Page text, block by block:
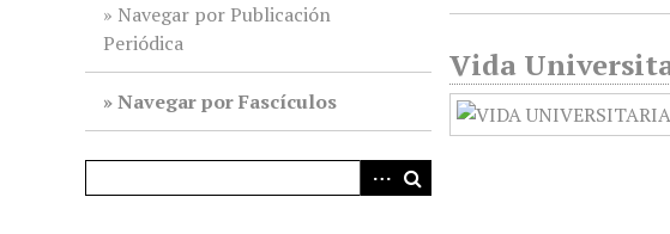
Navegar por Publicación
Periódica
Navegar por Fascículos
Vida